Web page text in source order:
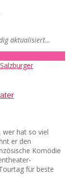
aktualisiert…
wer hat so viel
er den
Komödie
für beste